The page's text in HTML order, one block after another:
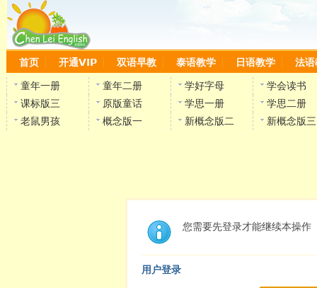
首页 开通VIP 双语早教 泰语教学 日语教学 法语
童年一册 童年二册 学好字母
学会读书
课标版三
原版童话 学思一册
学思二册
老鼠男孩
概念版一 新概念版二 新概念版三
您需要先登录才能继续本操作
用户登录